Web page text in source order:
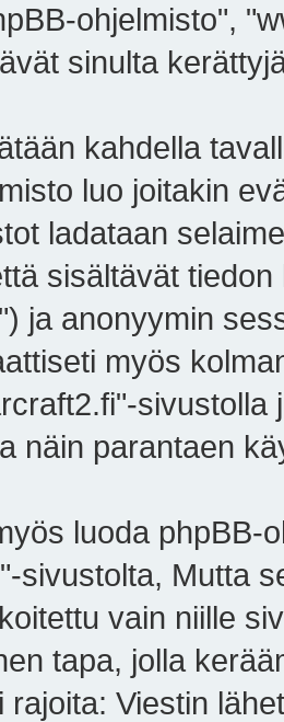
ohjelmisto",
sinulta
kahdella
luo joitakin
ladataan
sisältävät
ja anonyymin
myös
sivustolla
näin parantaen
luoda phpBB-
sivustolta, Mutta
vain niille
tapa, jolla
rajoita: Viestin